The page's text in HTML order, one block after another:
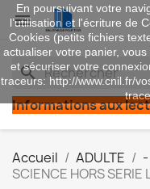

search
Informations aux
Accueil ADULTE -
SCIENCE HORS SERIE
En poursuivant votre
l’utilisation et l'écriture de
Cookies (petits fichiers
actualiser votre panier,
et sécuriser votre
traceurs: http://www.cnil.fr/